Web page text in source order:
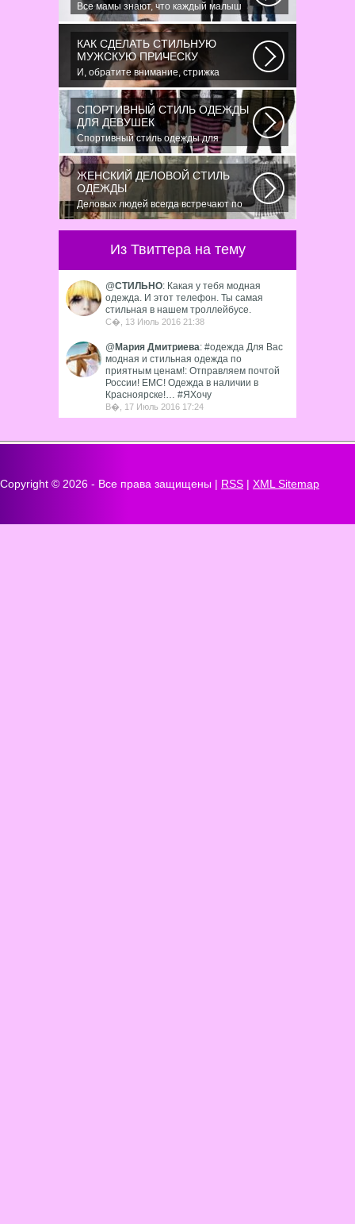
Все мамы знают, что каждый малыш
индивидуальный. И проявлять эту
индивидуальность...
КАК СДЕЛАТЬ СТИЛЬНУЮ
МУЖСКУЮ ПРИЧЕСКУ
И, обратите внимание, стрижка
«британка» похожа на другую
родственную стрижку...
СПОРТИВНЫЙ СТИЛЬ ОДЕЖДЫ
ДЛЯ ДЕВУШЕК
Спортивный стиль одежды для
девушек 2016 — одно из самых
модных направлений...
ЖЕНСКИЙ ДЕЛОВОЙ СТИЛЬ
ОДЕЖДЫ
Деловых людей всегда встречают по
одёжке – как мужчин, так и женщин.
Современным...
Из Твиттера на тему
@СТИЛЬНО: Какая у тебя модная
одежда. И этот телефон. Ты самая
стильная в нашем троллейбусе.
С�, 13 Июль 2016 21:38
@ Мария Дмитриева: #одежда Для Вас
модная и стильная одежда по
приятным ценам!: Отправляем почтой
России! ЕМС! Одежда в наличии в
Красноярске!… #ЯХочу
В�, 17 Июль 2016 17:24
Copyright © 2026 - Все права защищены | RSS | XML Sitemap